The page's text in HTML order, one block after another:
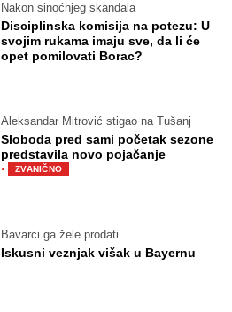
Nakon sinoćnjeg skandala
Disciplinska komisija na potezu: U
svojim rukama imaju sve, da li će
opet pomilovati Borac?
Aleksandar Mitrović stigao na Tušanj
Sloboda pred sami početak sezone
predstavila novo pojačanje
· ZVANIČNO
Bavarci ga žele prodati
Iskusni veznjak višak u Bayernu